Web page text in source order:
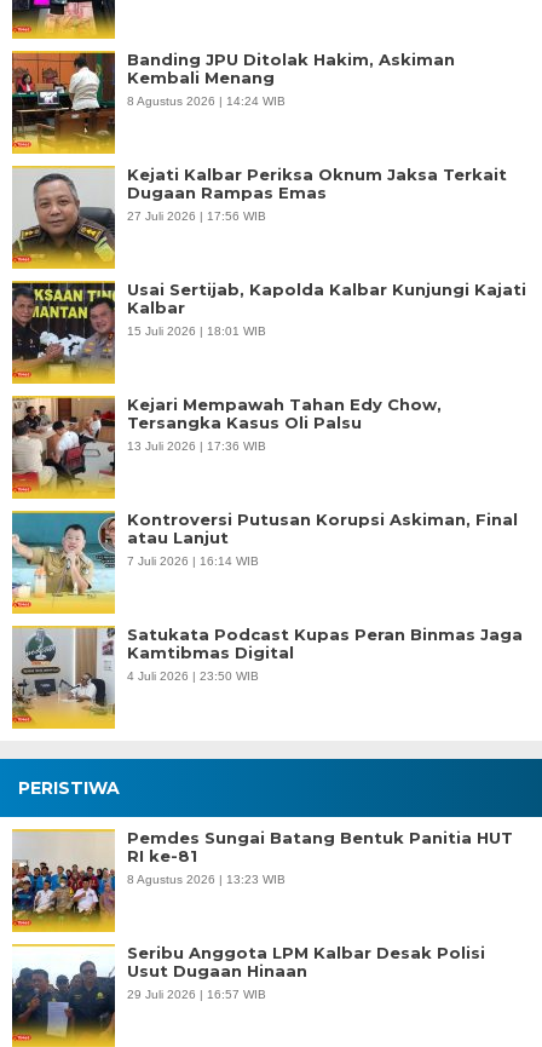
Banding JPU Ditolak Hakim, Askiman
Kembali Menang
8 Agustus 2026 | 14:24 WIB
Kejati Kalbar Periksa Oknum Jaksa Terkait
Dugaan Rampas Emas
27 Juli 2026 | 17:56 WIB
Usai Sertijab, Kapolda Kalbar Kunjungi Kajati
Kalbar
15 Juli 2026 | 18:01 WIB
Kejari Mempawah Tahan Edy Chow,
Tersangka Kasus Oli Palsu
13 Juli 2026 | 17:36 WIB
Kontroversi Putusan Korupsi Askiman, Final
atau Lanjut
7 Juli 2026 | 16:14 WIB
Satukata Podcast Kupas Peran Binmas Jaga
Kamtibmas Digital
4 Juli 2026 | 23:50 WIB
PERISTIWA
Pemdes Sungai Batang Bentuk Panitia HUT
RI ke-81
8 Agustus 2026 | 13:23 WIB
Seribu Anggota LPM Kalbar Desak Polisi
Usut Dugaan Hinaan
29 Juli 2026 | 16:57 WIB